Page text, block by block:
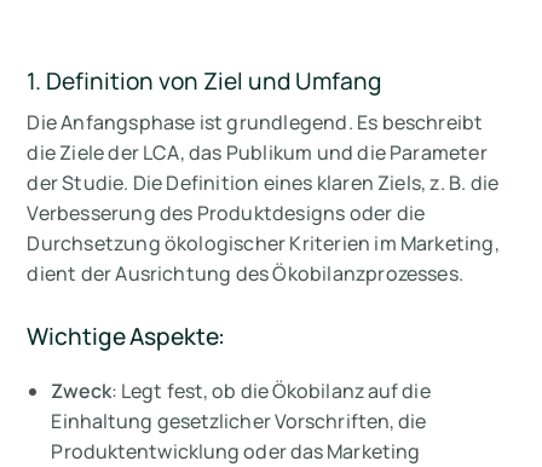
1. Definition von Ziel und Umfang
Die Anfangsphase ist grundlegend. Es beschreibt
die Ziele der LCA, das Publikum und die Parameter
der Studie. Die Definition eines klaren Ziels, z. B. die
Verbesserung des Produktdesigns oder die
Durchsetzung ökologischer Kriterien im Marketing,
dient der Ausrichtung des Ökobilanzprozesses.
Wichtige Aspekte:
Zweck: Legt fest, ob die Ökobilanz auf die
Einhaltung gesetzlicher Vorschriften, die
Produktentwicklung oder das Marketing